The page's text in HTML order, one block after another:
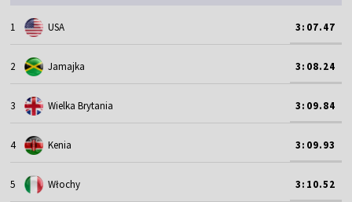
1 USA 3:07.47
2 Jamajka 3:08.24
3 Wielka Brytania 3:09.84
4 Kenia 3:09.93
5 Włochy 3:10.52